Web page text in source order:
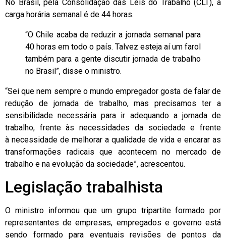
No Brasil, pela Consolidação das Leis do Trabalho (CLT), a
carga horária semanal é de 44 horas.
“O Chile acaba de reduzir a jornada semanal para
40 horas em todo o país. Talvez esteja aí um farol
também para a gente discutir jornada de trabalho
no Brasil”, disse o ministro.
“Sei que nem sempre o mundo empregador gosta de falar de
redução de jornada de trabalho, mas precisamos ter a
sensibilidade necessária para ir adequando a jornada de
trabalho, frente às necessidades da sociedade e frente
à necessidade de melhorar a qualidade de vida e encarar as
transformações radicais que acontecem no mercado de
trabalho e na evolução da sociedade”, acrescentou.
Legislação trabalhista
O ministro informou que um grupo tripartite formado por
representantes de empresas, empregados e governo está
sendo formado para eventuais revisões de pontos da